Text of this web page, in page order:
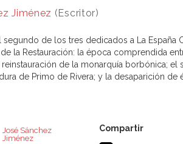
Jiménez (Escritor)
segundo de los tres dedicados a La
la Restauración: la época comprendida
de la monarquía borbónica; el
de Primo de Rivera; y la desaparición de
José Sánchez
Jiménez